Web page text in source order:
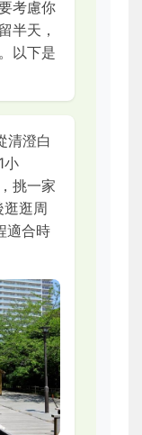
考慮你
半天，
以下是
清澄白
小
挑一家
逛逛周
適合時